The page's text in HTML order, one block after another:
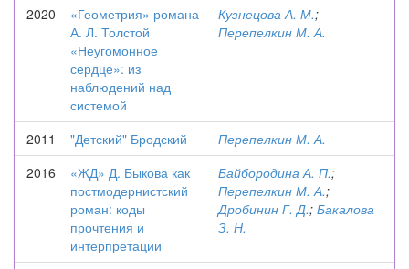
2020
«Геометрия» романа
А. Л. Толстой
«Неугомонное
сердце»: из
наблюдений над
системой
Кузнецова А. М.;
Перепелкин М. А.
2011 "Детский" Бродский
Перепелкин М. А.
2016
«ЖД» Д. Быкова как
постмодернистский
роман: коды
прочтения и
интерпретации
Байбородина А. П.;
Перепелкин М. А.;
Дробинин Г. Д.; Бакалова
З. Н.